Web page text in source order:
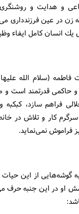
و هدایت و
در عین فرزندداری
انسان كامل ایفاء
(سلام الله
حاكمی قدرتمند است و
فراهم سازد، كبكبه
كار و تلاش در
فراموش نمی‌نماید.
گوشه‌هایی از این
او در این جنبه حرف